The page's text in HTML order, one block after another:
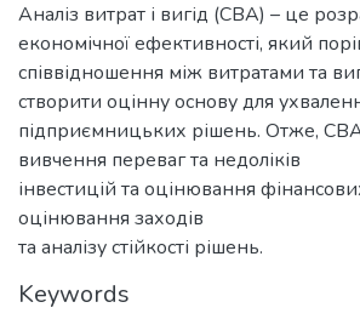
Аналіз витрат і вигід (CBA) – це
економічної ефективності, який
співвідношення між витратами та
створити оцінну основу для
підприємницьких рішень. Отже,
вивчення переваг та недоліків
інвестицій та оцінювання
оцінювання заходів
та аналізу стійкості рішень.
Keywords